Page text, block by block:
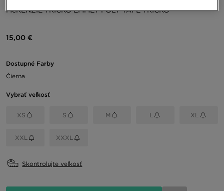
McKENZIE TRIČKO EMMET POLY TAPE TRIČKO
15,00 €
Dostupné Farby
Čierna
Vybrať veľkosť
XS S M L XL
XXL XXXL
Skontrolujte veľkosť